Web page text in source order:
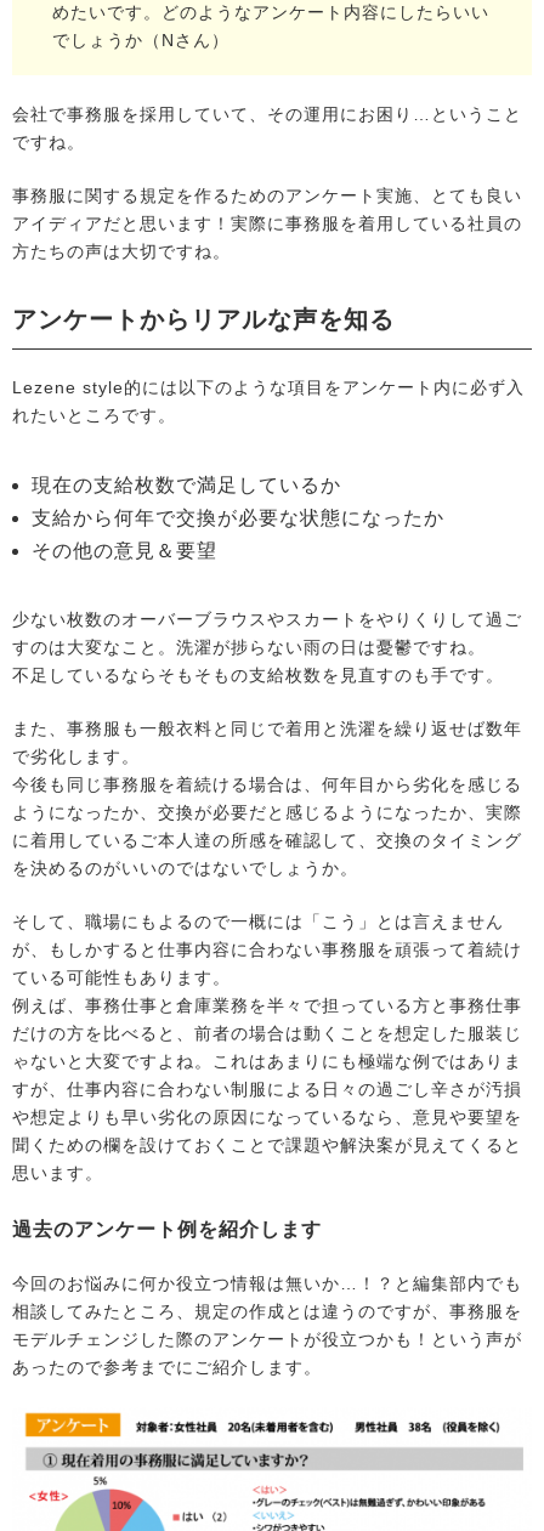
めたいです。どのようなアンケート内容にしたらいい
でしょうか（Nさん）
会社で事務服を採用していて、その運用にお困り…ということ
ですね。
事務服に関する規定を作るためのアンケート実施、とても良い
アイディアだと思います！実際に事務服を着用している社員の
方たちの声は大切ですね。
アンケートからリアルな声を知る
Lezene style的には以下のような項目をアンケート内に必ず入
れたいところです。
現在の支給枚数で満足しているか
支給から何年で交換が必要な状態になったか
その他の意見＆要望
少ない枚数のオーバーブラウスやスカートをやりくりして過ご
すのは大変なこと。洗濯が捗らない雨の日は憂鬱ですね。
不足しているならそもそもの支給枚数を見直すのも手です。
また、事務服も一般衣料と同じで着用と洗濯を繰り返せば数年
で劣化します。
今後も同じ事務服を着続ける場合は、何年目から劣化を感じる
ようになったか、交換が必要だと感じるようになったか、実際
に着用しているご本人達の所感を確認して、交換のタイミング
を決めるのがいいのではないでしょうか。
そして、職場にもよるので一概には「こう」とは言えません
が、もしかすると仕事内容に合わない事務服を頑張って着続け
ている可能性もあります。
例えば、事務仕事と倉庫業務を半々で担っている方と事務仕事
だけの方を比べると、前者の場合は動くことを想定した服装じ
ゃないと大変ですよね。これはあまりにも極端な例ではありま
すが、仕事内容に合わない制服による日々の過ごし辛さが汚損
や想定よりも早い劣化の原因になっているなら、意見や要望を
聞くための欄を設けておくことで課題や解決案が見えてくると
思います。
過去のアンケート例を紹介します
今回のお悩みに何か役立つ情報は無いか…！？と編集部内でも
相談してみたところ、規定の作成とは違うのですが、事務服を
モデルチェンジした際のアンケートが役立つかも！という声が
あったので参考までにご紹介します。